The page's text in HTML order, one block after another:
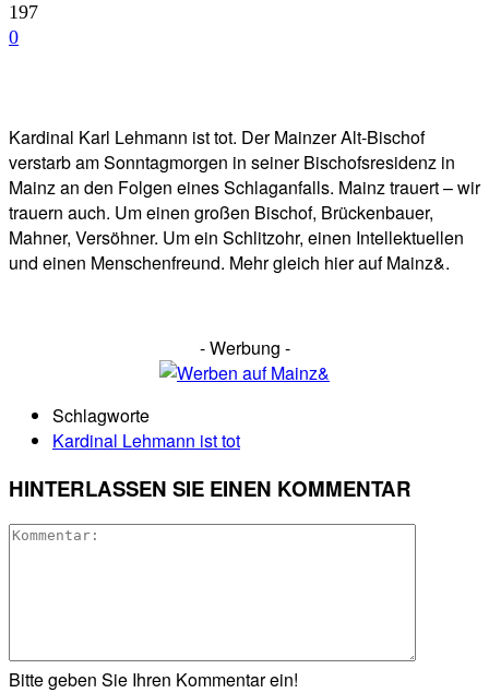
197
0
Kardinal Karl Lehmann ist tot. Der Mainzer Alt-Bischof
verstarb am Sonntagmorgen in seiner Bischofsresidenz in
Mainz an den Folgen eines Schlaganfalls. Mainz trauert – wir
trauern auch. Um einen großen Bischof, Brückenbauer,
Mahner, Versöhner. Um ein Schlitzohr, einen Intellektuellen
und einen Menschenfreund. Mehr gleich hier auf Mainz&.
- Werbung -
Schlagworte
Kardinal Lehmann ist tot
HINTERLASSEN SIE EINEN KOMMENTAR
Bitte geben Sie Ihren Kommentar ein!